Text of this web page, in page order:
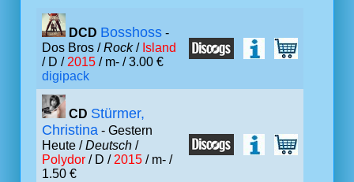
DCD Bosshoss -
Dos Bros /Rock/ Island
/ D / 2015 / m- / 3.00 €
digipack
CD Stürmer,
Christina - Gestern
Heute /Deutsch /
Polydor / D / 2015 / m- /
1.50 €